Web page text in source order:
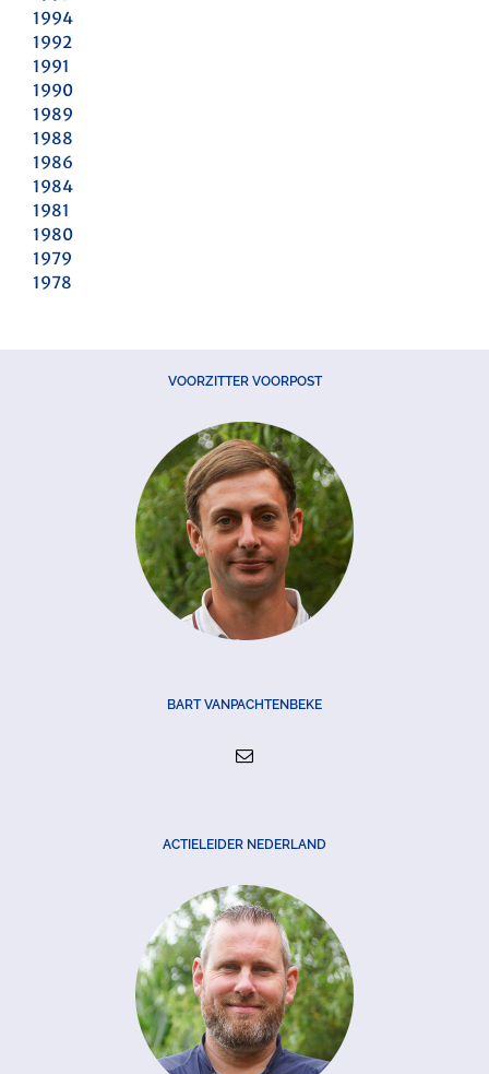
1994
1992
1991
1990
1989
1988
1986
1984
1981
1980
1979
1978
VOORZITTER VOORPOST
BART VANPACHTENBEKE
ACTIELEIDER NEDERLAND